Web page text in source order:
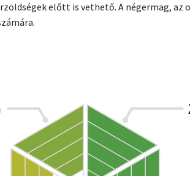
előtt is vethető. A négermag, az